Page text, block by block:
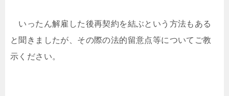
いったん解雇した後再契約を結ぶという方法もある
と聞きましたが、その際の法的留意点等についてご教
示ください。